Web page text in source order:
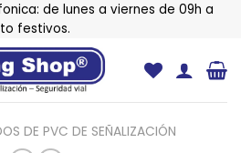
de lunes a viernes de 09h a
festivos.
DE PVC DE SEÑALIZACIÓN